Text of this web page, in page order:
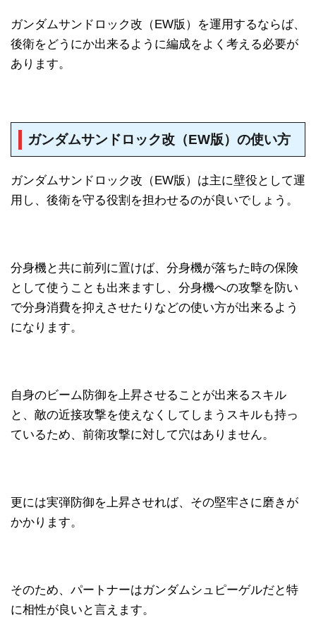
ガンダムサンドロック改（EW版）を運用するならば、
後衛をどうにか出来るように編成をよく考える必要が
あります。
ガンダムサンドロック改（EW版）の使い方
ガンダムサンドロック改（EW版）は主に壁役として運
用し、後衛を守る役割を担わせるのが良いでしょう。
分身機と共に前列に置けば、分身機が落ちた時の保険
として使うことも出来ますし、分身機への攻撃を防い
で分身消費を抑えさせたりなどの使い方が出来るよう
になります。
自身のビーム防御を上昇させることが出来るスキル
と、敵の近接攻撃を使えなくしてしまうスキルも持っ
ているため、前衛攻撃に対して穴はありません。
更には実弾防御を上昇させれば、その堅牢さに磨きが
かかります。
そのため、パートナーはガンダムシュピーゲルだと特
に相性が良いと言えます。